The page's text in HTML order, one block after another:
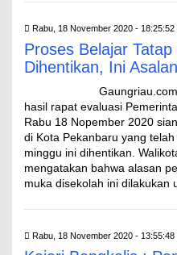
Rabu, 18 November 2020 - 18:25:52
Proses Belajar
Dihentikan, Ini
hasil rapat evaluasi
Rabu 18 Nopember 2020
di Kota Pekanbaru yang
minggu ini dihentikan.
mengatakan bahwa alasan
muka disekolah ini dilakukan
Rabu, 18 November 2020 - 13:55:48